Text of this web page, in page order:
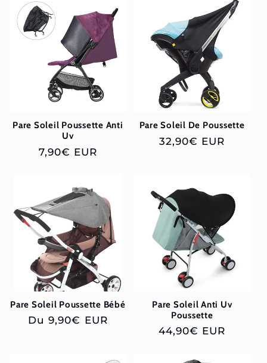
Pare Soleil Poussette Anti
Uv
Prix
7,90€ EUR
Pare Soleil De Poussette
Prix
32,90€ EUR
Pare Soleil Poussette Bébé
Prix
Du 9,90€ EUR
Pare Soleil Anti Uv
Poussette
Prix
44,90€ EUR